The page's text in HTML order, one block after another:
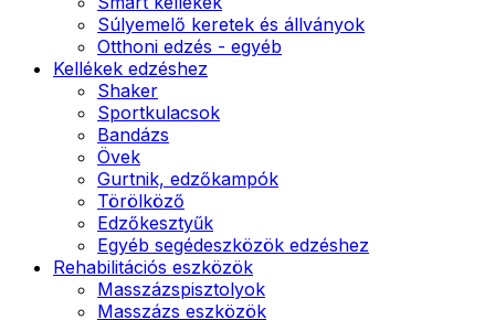
Súlyemelő keretek és állványok
Otthoni edzés - egyéb
Kellékek edzéshez
Shaker
Sportkulacsok
Bandázs
Övek
Gurtnik, edzőkampók
Törölköző
Edzőkesztyűk
Egyéb segédeszközök edzéshez
Rehabilitációs eszközök
Masszázspisztolyok
Masszázs eszközök